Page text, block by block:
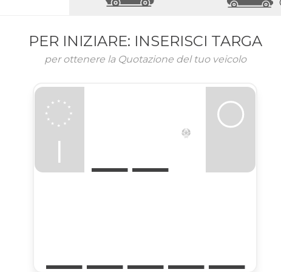
PER INIZIARE: INSERISCI TARGA
per ottenere la Quotazione del tuo veicolo
I